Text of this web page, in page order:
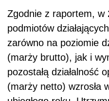
Zgodnie z raportem, w
podmiotów
zarówno na poziomie
(marży brutto), jak i
pozostałą działalność
(marży netto) wzrosła